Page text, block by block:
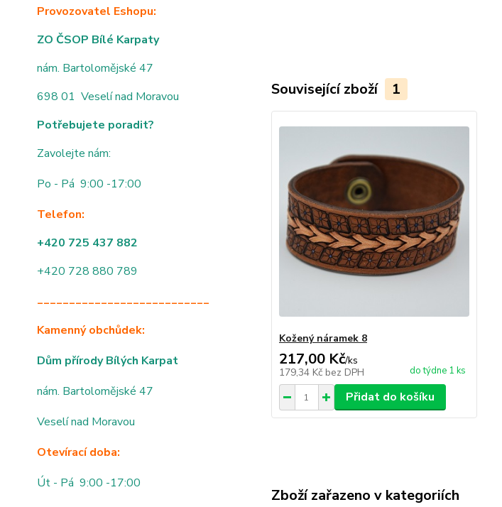
Provozovatel Eshopu:
ZO ČSOP Bílé Karpaty
nám. Bartolomějské 47
698 01 Veselí nad Moravou
Potřebujete poradit?
Zavolejte nám:
Po - Pá 9:00 -17:00
Telefon:
+420 725 437 882
+420 728 880 789
___________________________
Kamenný obchůdek:
Dům přírody Bílých Karpat
nám. Bartolomějské 47
Veselí nad Moravou
Otevírací doba:
Út - Pá 9:00 -17:00
Související zboží 1
Kožený náramek 8
217,00 Kč/ks
179,34 Kč bez DPH do týdne 1 ks
Přidat do košíku
Zboží zařazeno v kategoriích